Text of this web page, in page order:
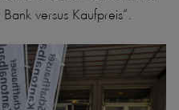
versus Kaufpreis“.